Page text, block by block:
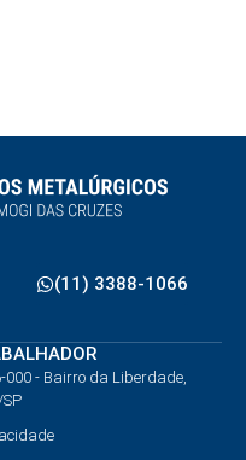
(11) 3388-1066
000 - Bairro da Liberdade,